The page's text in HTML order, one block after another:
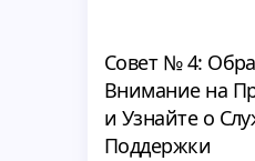
Совет № 4:
Внимание на
и Узнайте о
Поддержки